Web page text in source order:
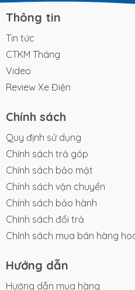
Xe điện Smile giao hàng
giao đúng mẫu mã, tiết
ngay chỉ từ 4-5 ngày
Thời gian mở cửa linh hoạt:
ngày trong tuần)
Liên hệ Smile ngay:
Hoặc ghé cửa hàng tại địa
Công ty Cổ Phần Nghiên
CN1: 285A Hậu Giang,
CN2: 897 Trường Chinh, Tây
Email:
Website: XeDienSmile.com"
Thông tin
Tin tức
CTKM Tháng
Video
Review Xe Điện
Chính sách
Quy định sử dụng
Chính sách trả góp
Chính sách bảo mật
Chính sách vận chuyển
Chính sách bảo hành
Chính sách đổi trả
Chính sách mua bán hàng
Hướng dẫn
Hướng dẫn mua hàng